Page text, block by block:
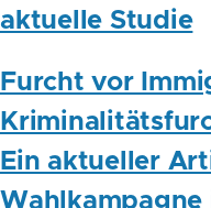
aktuelle Studie
Furcht vor
Ein aktueller
Wahlkampagne